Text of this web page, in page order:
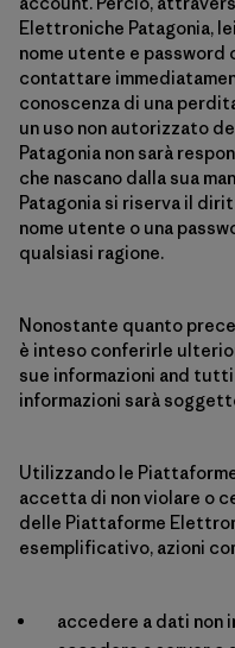
Elettroniche Patagonia,
nome utente e password
contattare
conoscenza di una
un uso non autorizzato
Patagonia non sarà
che nascano dalla sua
Patagonia si riserva il
nome utente o una
qualsiasi ragione.
Nonostante quanto
è inteso conferirle
sue informazioni and
informazioni sarà
Utilizzando le
accetta di non violare o
delle Piattaforme
esemplificativo, azioni
accedere a dati non